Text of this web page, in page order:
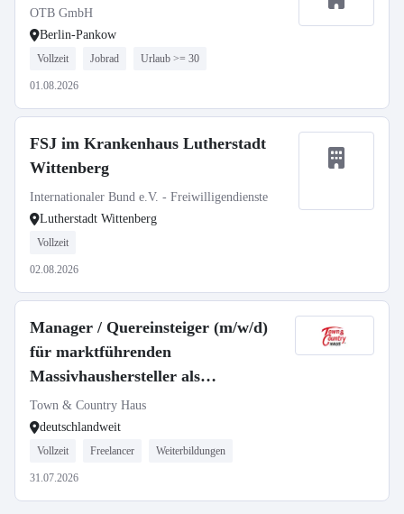
OTB GmbH
Berlin-Pankow
Vollzeit Jobrad Urlaub >= 30
01.08.2026
FSJ im Krankenhaus Lutherstadt
Wittenberg
Internationaler Bund e.V. - Freiwilligendienste
Lutherstadt Wittenberg
Vollzeit
02.08.2026
Manager / Quereinsteiger (m/w/d)
für marktführenden
Massivhaushersteller als
selbstständiger Gebietsleiter
Town & Country Haus
deutschlandweit
Vollzeit Freelancer Weiterbildungen
31.07.2026